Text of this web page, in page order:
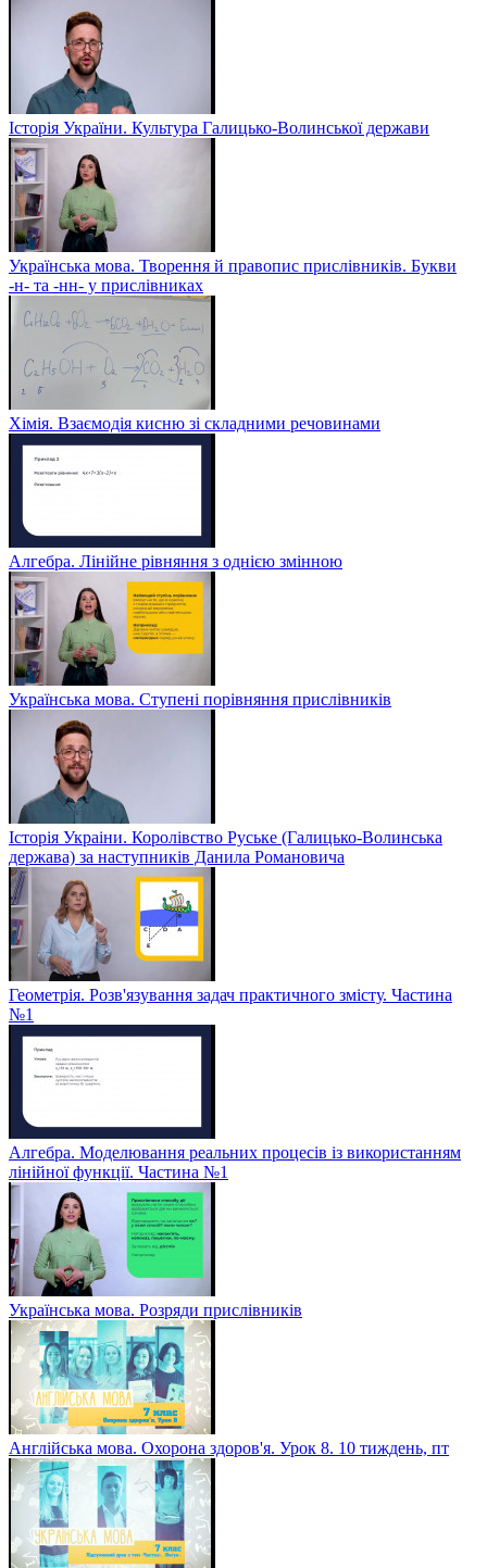
Історія України. Культура Галицько-Волинської держави
Українська мова. Творення й правопис прислівників. Букви
-н- та -нн- у прислівниках
Хімія. Взаємодія кисню зі складними речовинами
Алгебра. Лінійне рівняння з однією змінною
Українська мова. Ступені порівняння прислівників
Історія Украіни. Королівство Руське (Галицько-Волинська
держава) за наступників Данила Романовича
Геометрія. Розв'язування задач практичного змісту. Частина
№1
Алгебра. Моделювання реальних процесів із використанням
лінійної функції. Частина №1
Українська мова. Розряди прислівників
Англійська мова. Охорона здоров'я. Урок 8. 10 тиждень, пт